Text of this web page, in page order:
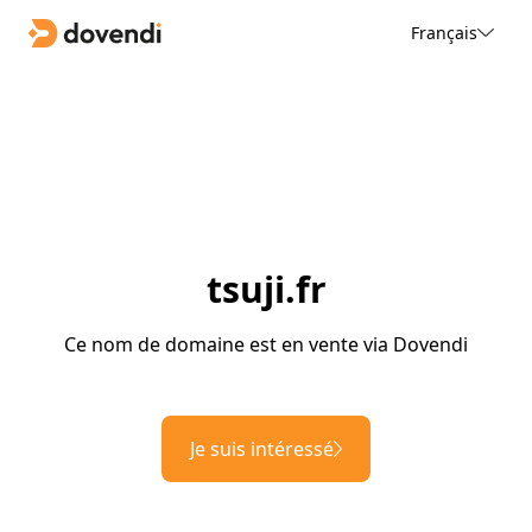
Français
tsuji.fr
Ce nom de domaine est en vente via Dovendi
Je suis intéressé